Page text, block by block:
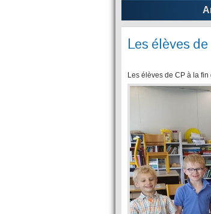
Les élèves
Les élèves de CP à la